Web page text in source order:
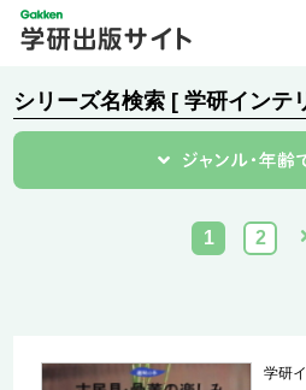
シリーズ名検索 [ 学研インテ
1 2
学研